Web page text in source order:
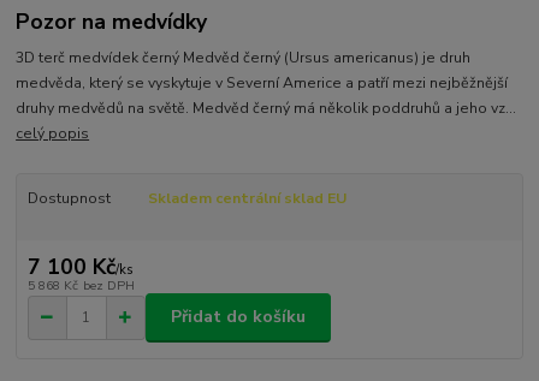
Pozor na medvídky
3D terč medvídek černý Medvěd černý (Ursus americanus) je druh
medvěda, který se vyskytuje v Severní Americe a patří mezi nejběžnější
druhy medvědů na světě. Medvěd černý má několik poddruhů a jeho vz...
celý popis
Dostupnost Skladem centrální sklad EU
7 100 Kč/ks
5 868 Kč bez DPH
Přidat do košíku